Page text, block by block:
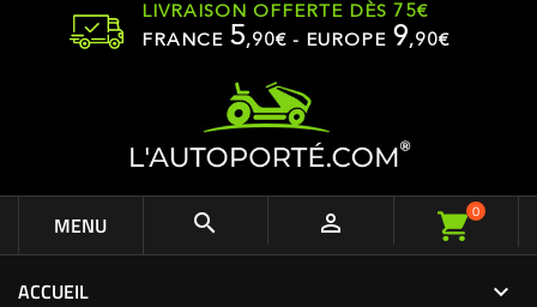
LIVRAISON OFFERTE DÈS 75€
FRANCE 5,90€ - EUROPE 9,90€
MENU   0
ACCUEIL